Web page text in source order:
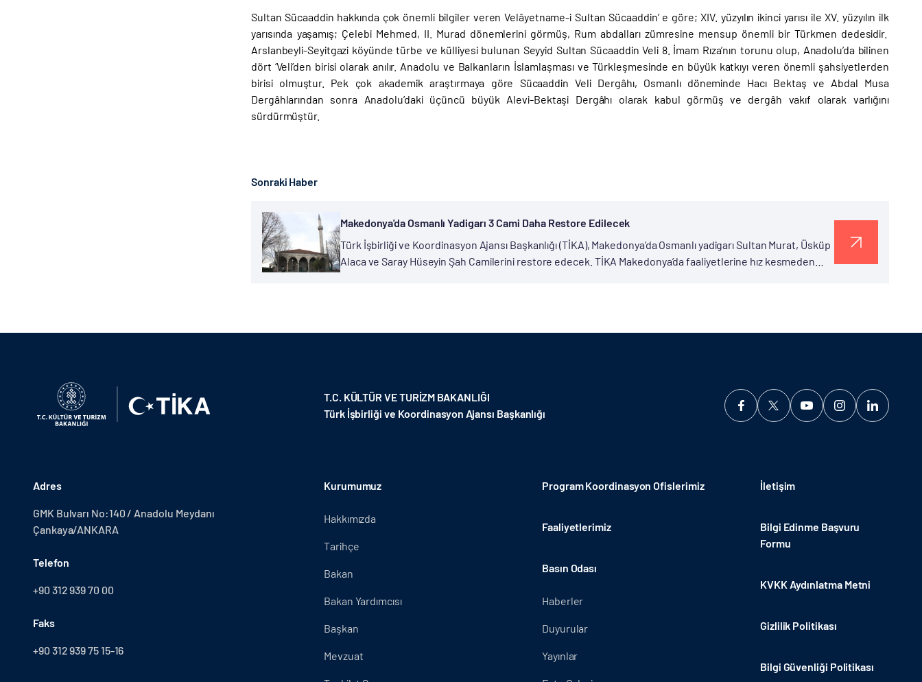
Sultan Sücaaddin hakkında çok önemli bilgiler veren Velâyetname-i Sultan Sücaaddin’ e göre; XIV. yüzyılın ikinci yarısı ile XV. yüzyılın ilk
yarısında yaşamış; Çelebi Mehmed, II. Murad dönemlerini görmüş, Rum abdalları zümresine mensup önemli bir Türkmen dedesidir.
Arslanbeyli-Seyitgazi köyünde türbe ve külliyesi bulunan Seyyid Sultan Sücaaddin Veli 8. İmam Rıza’nın torunu olup, Anadolu’da bilinen
dört ‘Veli’den birisi olarak anılır. Anadolu ve Balkanların İslamlaşması ve Türkleşmesinde en büyük katkıyı veren önemli şahsiyetlerden
birisi olmuştur. Pek çok akademik araştırmaya göre Sücaaddin Veli Dergâhı, Osmanlı döneminde Hacı Bektaş ve Abdal Musa
Dergâhlarından sonra Anadolu’daki üçüncü büyük Alevi-Bektaşi Dergâhı olarak kabul görmüş ve dergâh vakıf olarak varlığını
sürdürmüştür.
Sonraki Haber
Makedonya'da Osmanlı Yadigarı 3 Cami Daha Restore Edilecek
Türk İşbirliği ve Koordinasyon Ajansı Başkanlığı (TİKA), Makedonya’da Osmanlı yadigarı Sultan Murat, Üsküp
Alaca ve Saray Hüseyin Şah Camilerini restore edecek. TİKA Makedonya’da faaliyetlerine hız kesmeden
T.C. KÜLTÜR VE TURİZM BAKANLIĞI
Türk İşbirliği ve Koordinasyon Ajansı Başkanlığı
Adres
GMK Bulvarı No:140 / Anadolu Meydanı
Çankaya/ANKARA
Telefon
+90 312 939 70 00
Faks
+90 312 939 75 15-16
Kurumumuz
Hakkımızda
Tarihçe
Bakan
Bakan Yardımcısı
Başkan
Mevzuat
Program Koordinasyon Ofislerimiz
Faaliyetlerimiz
Basın Odası
Haberler
Duyurular
Yayınlar
İletişim
Bilgi Edinme Başvuru
Formu
KVKK Aydınlatma Metni
Gizlilik Politikası
Bilgi Güvenliği Politikası